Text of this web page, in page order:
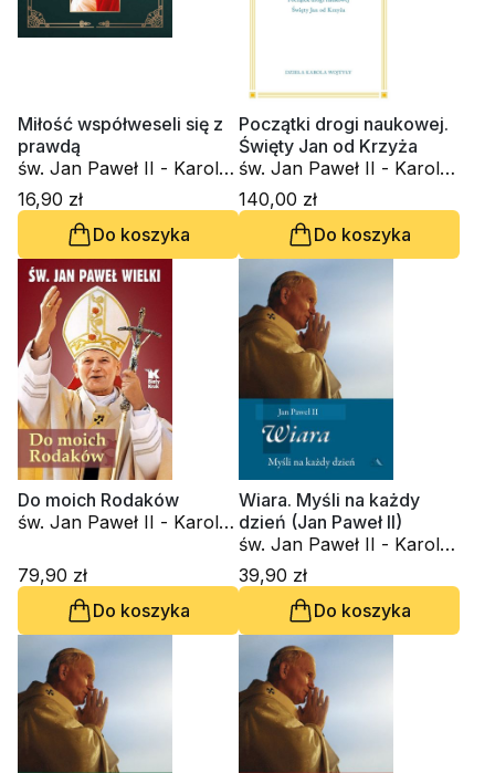
Miłość współweseli się z
prawdą
św. Jan Paweł II - Karol
Wojtyła
16,90 zł
Do koszyka
Początki drogi naukowej.
Święty Jan od Krzyża
św. Jan Paweł II - Karol
Wojtyła
140,00 zł
Do koszyka
Do moich Rodaków
św. Jan Paweł II - Karol
79,90 zł
Do koszyka
Wiara. Myśli na każdy
dzień (Jan Paweł II)
św. Jan Paweł II - Karol
Wojtyła
39,90 zł
Do koszyka